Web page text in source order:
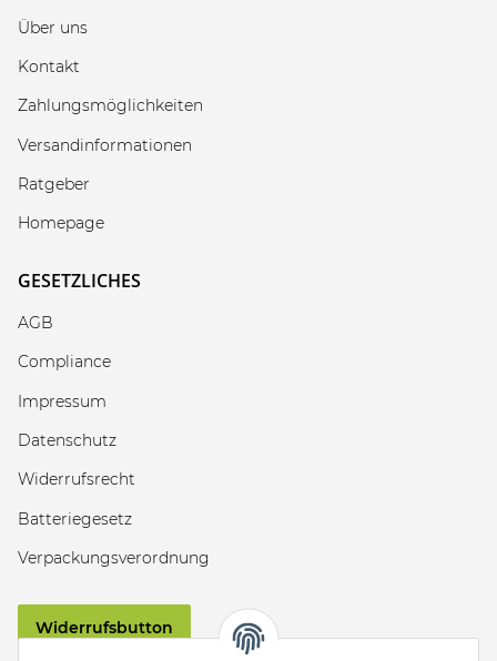
Über uns
Kontakt
Zahlungsmöglichkeiten
Versandinformationen
Ratgeber
Homepage
GESETZLICHES
AGB
Compliance
Impressum
Datenschutz
Widerrufsrecht
Batteriegesetz
Verpackungsverordnung
Widerrufsbutton